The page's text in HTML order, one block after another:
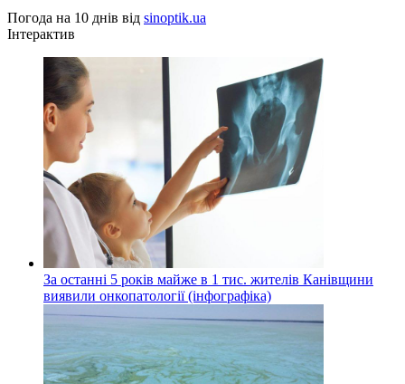
Погода на 10 днів від sinoptik.ua
Інтерактив
За останні 5 років майже в 1 тис. жителів Канівщини
виявили онкопатології (інфографіка)